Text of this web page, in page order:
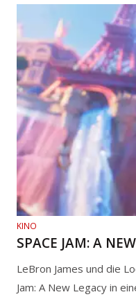
KINO
SPACE JAM: A
LeBron James und die
Jam: A New Legacy in